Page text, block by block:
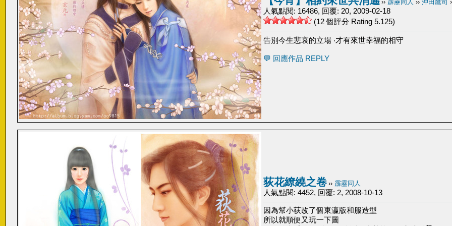
›› 霹靂同人 ›› 沖田鷹司
人氣點閱: 16486, 回覆: 20, 2009-02-18
(12 個評分 Rating 5.125)
告別今生悲哀的立場 ‧才有來世幸福的相守
💬 回應作品 REPLY
荻花繚繞之卷 ›› 霹靂同人
人氣點閱: 4452, 回覆: 2, 2008-10-13
因為幫小荻改了個東瀛版和服造型
所以就順便又玩一下圖